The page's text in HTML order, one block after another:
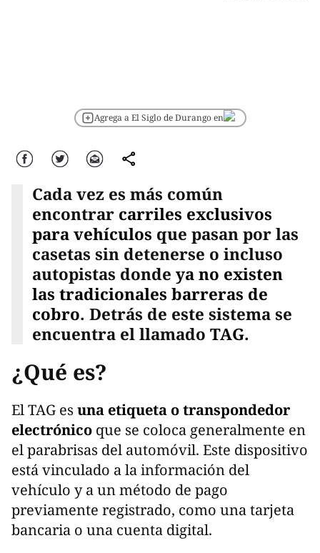
Agrega a El Siglo de Durango en
Facebook Twitter Correo comparte
Cada vez es más común
encontrar carriles exclusivos
para vehículos que pasan por las
casetas sin detenerse o incluso
autopistas donde ya no existen
las tradicionales barreras de
cobro. Detrás de este sistema se
encuentra el llamado TAG.
¿Qué es?
El TAG es una etiqueta o transpondedor
electrónico que se coloca generalmente en
el parabrisas del automóvil. Este dispositivo
está vinculado a la información del
vehículo y a un método de pago
previamente registrado, como una tarjeta
bancaria o una cuenta digital.